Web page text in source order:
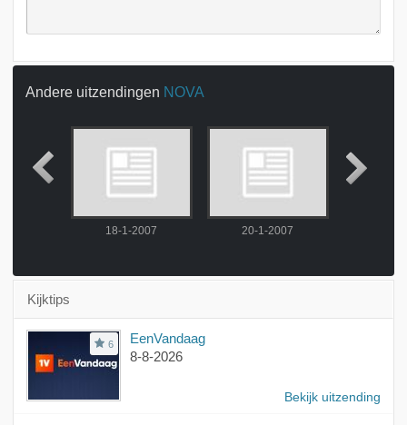
Andere uitzendingen NOVA
18-1-2007 20-1-2007
Kijktips
6
EenVandaag
8-8-2026
Bekijk uitzending